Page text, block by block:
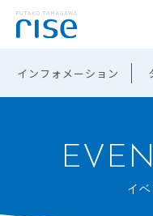
インフォメーション
イ